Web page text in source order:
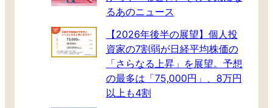
るあのニュース
【2026年後半の展望】個人投
資家の7割弱が日経平均株価の
「さらなる上昇」を展望。予想
の最多は「75,000円」、8万円
以上も4割